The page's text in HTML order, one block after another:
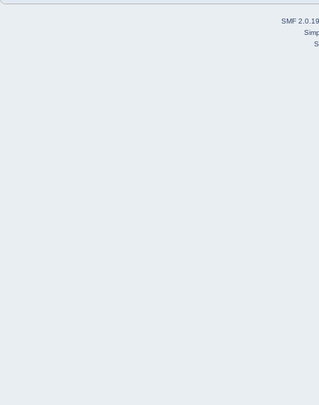
SMF 2.0.19